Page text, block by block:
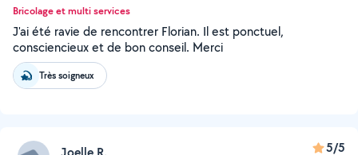
Bricolage et multi services
J'ai été ravie de rencontrer Florian. Il est ponctuel,
consciencieux et de bon conseil. Merci
Très soigneux
5/5